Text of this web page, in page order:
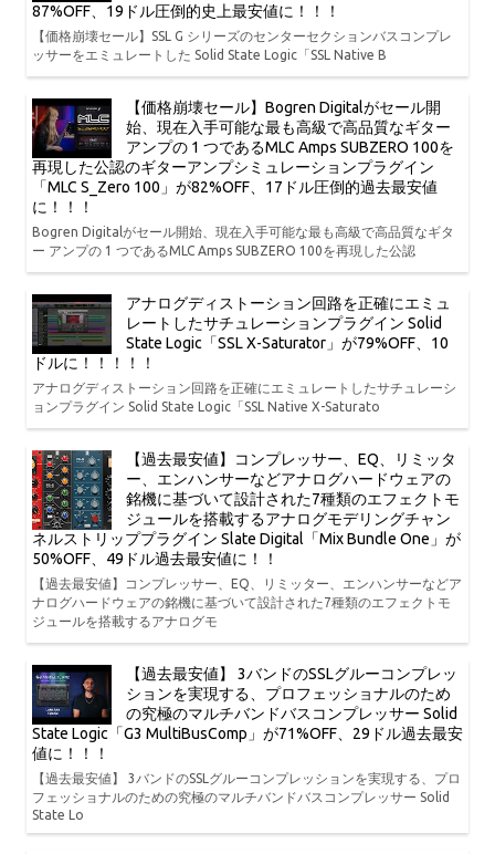
87%OFF、19ドル圧倒的史上最安値に！！！
【価格崩壊セール】SSL G シリーズのセンターセクションバスコンプレ
ッサーをエミュレートした Solid State Logic「SSL Native B
【価格崩壊セール】Bogren Digitalがセール開
始、現在入手可能な最も高級で高品質なギター
アンプの 1 つであるMLC Amps SUBZERO 100を
再現した公認のギターアンプシミュレーションプラグイン
「MLC S_Zero 100」が82%OFF、17ドル圧倒的過去最安値
に！！！
Bogren Digitalがセール開始、現在入手可能な最も高級で高品質なギタ
ー アンプの 1 つであるMLC Amps SUBZERO 100を再現した公認
アナログディストーション回路を正確にエミュ
レートしたサチュレーションプラグイン Solid
State Logic「SSL X-Saturator」が79%OFF、10
ドルに！！！！！
アナログディストーション回路を正確にエミュレートしたサチュレーシ
ョンプラグイン Solid State Logic「SSL Native X-Saturato
【過去最安値】コンプレッサー、EQ、リミッタ
ー、エンハンサーなどアナログハードウェアの
銘機に基づいて設計された7種類のエフェクトモ
ジュールを搭載するアナログモデリングチャン
ネルストリッププラグイン Slate Digital「Mix Bundle One」が
50%OFF、49ドル過去最安値に！！
【過去最安値】コンプレッサー、EQ、リミッター、エンハンサーなどア
ナログハードウェアの銘機に基づいて設計された7種類のエフェクトモ
ジュールを搭載するアナログモ
【過去最安値】 3バンドのSSLグルーコンプレッ
ションを実現する、プロフェッショナルのため
の究極のマルチバンドバスコンプレッサー Solid
State Logic「G3 MultiBusComp」が71%OFF、29ドル過去最安
値に！！！
【過去最安値】 3バンドのSSLグルーコンプレッションを実現する、プロ
フェッショナルのための究極のマルチバンドバスコンプレッサー Solid
State Lo